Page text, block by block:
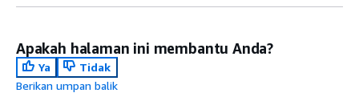
Apakah halaman ini membantu Anda?
Ya
Tidak
Berikan umpan balik